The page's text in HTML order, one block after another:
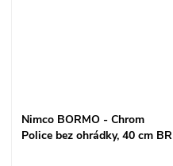
Nimco BORMO - Chrom
Police bez ohrádky, 40 cm BR